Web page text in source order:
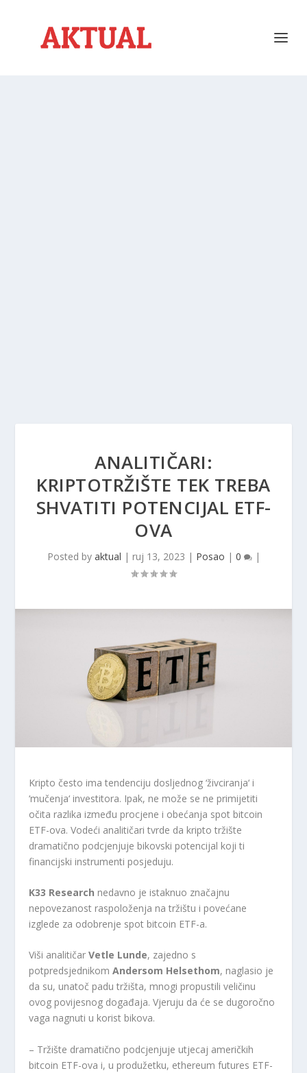
ANALITIČARI:
KRIPTOTRŽIŠTE TEK TREBA
SHVATITI POTENCIJAL ETF-
OVA
Posted by aktual | ruj 13, 2023 | Posao | 0 |
Kripto često ima tendenciju dosljednog ‘živciranja‘ i
‘mučenja‘ investitora. Ipak, ne može se ne primijetiti
očita razlika između procjene i obećanja spot bitcoin
ETF-ova. Vodeći analitičari tvrde da kripto tržište
dramatično podcjenjuje bikovski potencijal koji ti
financijski instrumenti posjeduju.
K33 Research nedavno je istaknuo značajnu
nepovezanost raspoloženja na tržištu i povećane
izglede za odobrenje spot bitcoin ETF-a.
Viši analitičarVetle Lunde, zajedno s
potpredsjednikomAndersom Helsethom, naglasio je
da su, unatoč padu tržišta, mnogi propustili veličinu
ovog povijesnog događaja. Vjeruju da će se dugoročno
vaga nagnuti u korist bikova.
– Tržište dramatično podcjenjuje utjecaj američkih
bitcoin ETF-ova i, u produžetku, ethereum futures ETF-